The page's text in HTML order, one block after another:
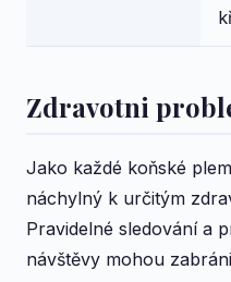
Zdravotni
Jako každé koňské
náchylný k určitým
Pravidelné sledování a
návštěvy mohou